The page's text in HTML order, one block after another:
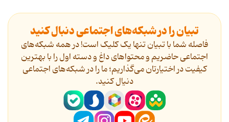
تبیان را در شبکه‌های اجتماعی دنبال کنید
فاصله شما با تبیان تنها یک کلیک است! در همه شبکه‌های
اجتماعی حاضریم و محتواهای داغ و دسته اول را با بهترین
کیفیت در اختیارتان می‌گذاریم؛ ما را در شبکه‌های اجتماعی
دنیال کنید.